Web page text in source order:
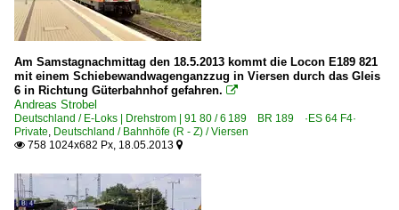
Am Samstagnachmittag den 18.5.2013 kommt die Locon E189 821
mit einem Schiebewandwagenganzzug in Viersen durch das Gleis
6 in Richtung Güterbahnhof gefahren. 
Andreas Strobel
Deutschland / E-Loks | Drehstrom | 91 80 / 6 189 BR 189 ·ES 64 F4·
Private, Deutschland / Bahnhöfe (R - Z) / Viersen
 758 1024x682 Px, 18.05.2013 